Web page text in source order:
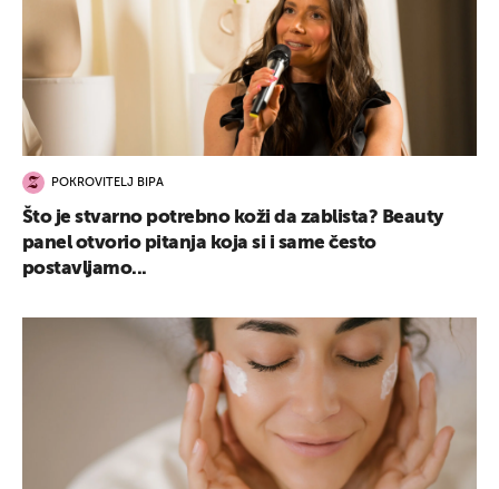
POKROVITELJ BIPA
Što je stvarno potrebno koži da zablista? Beauty
panel otvorio pitanja koja si i same često
postavljamo...